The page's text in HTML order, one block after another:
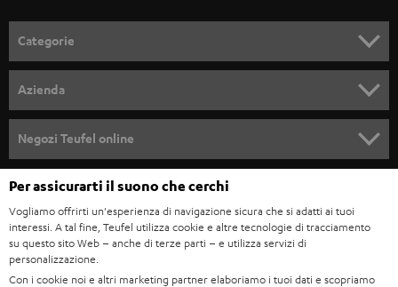
l
l
a
n
e
w
s
l
e
t
Categorie
SOUNDBAR
STEREO
BLUETOOTH
CUFFIE
Azienda
CARRIERA
STAMPA
B2B
Negozi Teufel online
GERMANIA
AUSTRIA
SVIZZERA
Per assicurarti il suono che cerchi
Vogliamo offrirti un'esperienza di navigazione sicura che si adatti ai tuoi
interessi. A tal fine, Teufel utilizza cookie e altre tecnologie di tracciamento
su questo sito Web – anche di terze parti – e utilizza servizi di
personalizzazione.
Con i cookie noi e altri marketing partner elaboriamo i tuoi dati e scopriamo